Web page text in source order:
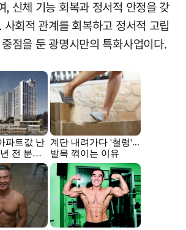
, 신체 기능 회복과 정서적 안정을 갖
회적 관계를 회복하고 정서적 고립
점을 둔 광명시만의 특화사업이다.